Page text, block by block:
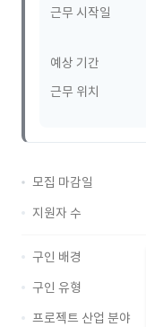
근무 시작일
예상 기간
근무 위치
모집 마감일
지원자 수
구인 배경
구인 유형
프로젝트 산업 분야